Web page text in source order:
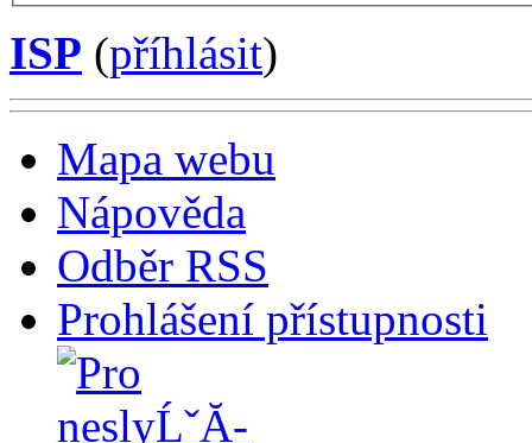
ISP (příhlásit)
Mapa webu
Nápověda
Odběr RSS
Prohlášení přístupnosti